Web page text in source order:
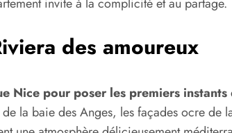
invite à la complicité et au partage.
des amoureux
Nice pour poser les premiers instants
la baie des Anges, les façades ocre de